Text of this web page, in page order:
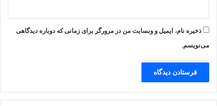
ذخیره نام، ایمیل و وبسایت من در مرورگر برای زمانی که دوباره دیدگاهی
می‌نویسم.